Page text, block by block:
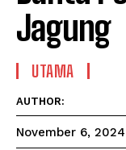
Jagung
UTAMA
AUTHOR:
November 6, 2024